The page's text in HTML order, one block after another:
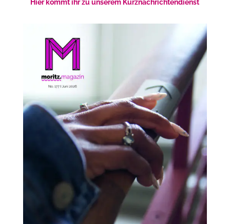
Hier kommt ihr zu unserem Kurznachrichtendienst